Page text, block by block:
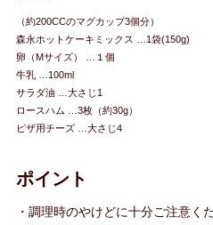
（約200CCのマグカップ3個分）
森永ホットケーキミックス …1袋(150g)
卵（Mサイズ） …１個
牛乳 …100ml
サラダ油 …大さじ1
ロースハム …3枚（約30g）
ピザ用チーズ …大さじ4
ポイント
・調理時のやけどに十分ご注意く